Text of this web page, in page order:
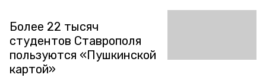
Более 22 тысяч
студентов Ставрополя
пользуются «Пушкинской
картой»